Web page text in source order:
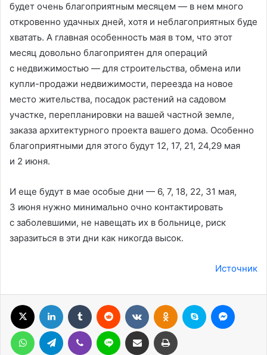
будет очень благоприятным месяцем — в нем много
откровенно удачных дней, хотя и неблагоприятных буде
хватать. А главная особенность мая в том, что этот
месяц довольно благоприятен для операций
с недвижимостью — для строительства, обмена или
купли-продажи недвижимости, переезда на новое
место жительства, посадок растений на садовом
участке, перепланировки на вашей частной земле,
заказа архитектурного проекта вашего дома. Особенно
благоприятными для этого будут 12, 17, 21, 24,29 мая
и 2 июня.
И еще будут в мае особые дни — 6, 7, 18, 22, 31 мая,
3 июня нужно минимально очно контактировать
с заболевшими, не навещать их в больнице, риск
заразиться в эти дни как никогда высок.
Источник